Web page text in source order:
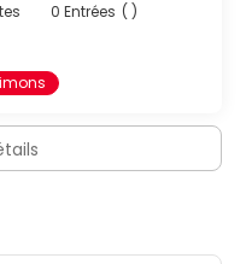
0 Entrées ( )